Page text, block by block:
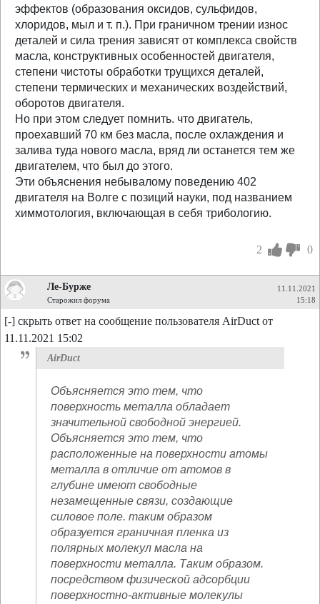
эффектов (образования оксидов, сульфидов,
хлоридов, мыл и т. п.). При граничном трении износ
деталей и сила трения зависят от комплекса свойств
масла, конструктивных особенностей двигателя,
степени чистоты обработки трущихся деталей,
степени термических и механических воздействий,
оборотов двигателя.
Но при этом следует помнить. что двигатель,
проехавший 70 км без масла, после охлаждения и
залива туда нового масла, вряд ли останется тем же
двигателем, что был до этого.
Эти объяснения небывалому поведению 402
двигателя на Волге с позиций науки, под названием
химмотология, включающая в себя трибологию.
2 0
Ле-Бурже
Старожил форума
11.11.2021
15:18
[-] скрыть ответ на сообщение пользователя AirDuct от
11.11.2021 15:02
AirDuct
Объясняется это тем, что
поверхность металла обладает
значительной свободной энергией.
Объясняется это тем, что
расположенные на поверхности атомы
металла в отличие от атомов в
глубине имеют свободные
незамещенные связи, создающие
силовое поле. таким образом
образуется граничная пленка из
полярных молекул масла на
поверхности металла. Таким образом.
посредством физической адсорбции
поверхностно-активные молекулы